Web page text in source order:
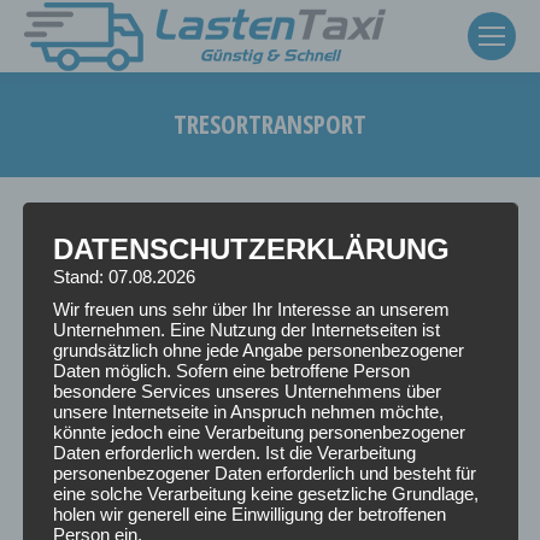
TRESORTRANSPORT
DATENSCHUTZERKLÄRUNG
Stand: 07.08.2026
Wir freuen uns sehr über Ihr Interesse an unserem
Unternehmen. Eine Nutzung der Internetseiten ist
grundsätzlich ohne jede Angabe personenbezogener
Daten möglich. Sofern eine betroffene Person
besondere Services unseres Unternehmens über
unsere Internetseite in Anspruch nehmen möchte,
könnte jedoch eine Verarbeitung personenbezogener
Daten erforderlich werden. Ist die Verarbeitung
personenbezogener Daten erforderlich und besteht für
eine solche Verarbeitung keine gesetzliche Grundlage,
holen wir generell eine Einwilligung der betroffenen
Person ein.